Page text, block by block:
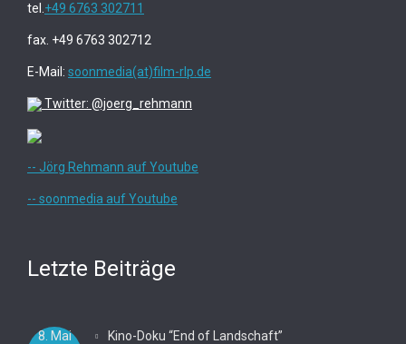
tel. +49 6763 302711
fax. +49 6763 302712
E-Mail: soonmedia(at)film-rlp.de
Twitter: @joerg_rehmann
-- Jörg Rehmann auf Youtube
-- soonmedia auf Youtube
Letzte Beiträge
Kino-Doku “End of Landschaft”
8. Mai